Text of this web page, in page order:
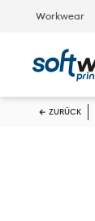
Workwear
ZURÜCK